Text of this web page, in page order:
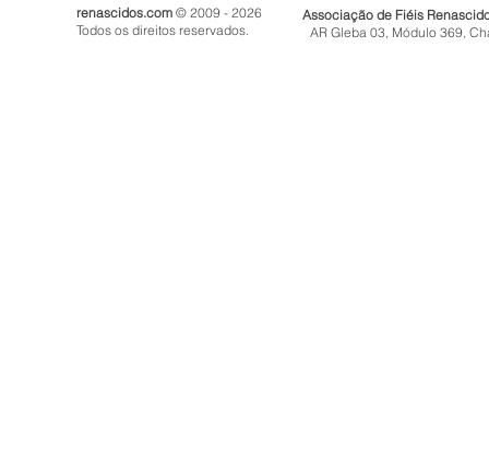
renascidos.com © 2009 - 2026
Todos os direitos reservados.
Associação de Fiéis
AR Gleba 03, Módulo 369,